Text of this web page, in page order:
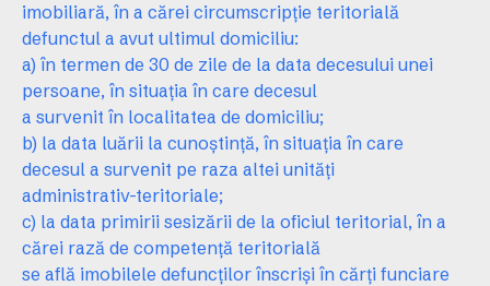
imobiliară, în a cărei circumscripţie teritorială
defunctul a avut ultimul domiciliu:
a) în termen de 30 de zile de la data decesului unei
persoane, în situaţia în care decesul
a survenit în localitatea de domiciliu;
b) la data luării la cunoştinţă, în situaţia în care
decesul a survenit pe raza altei unităţi
administrativ-teritoriale;
c) la data primirii sesizării de la oficiul teritorial, în a
cărei rază de competenţă teritorială
se află imobilele defuncţilor înscrişi în cărţi funciare